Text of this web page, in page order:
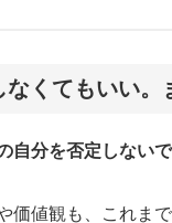
くてもいい
自分を否定しないで
価値観も、これま